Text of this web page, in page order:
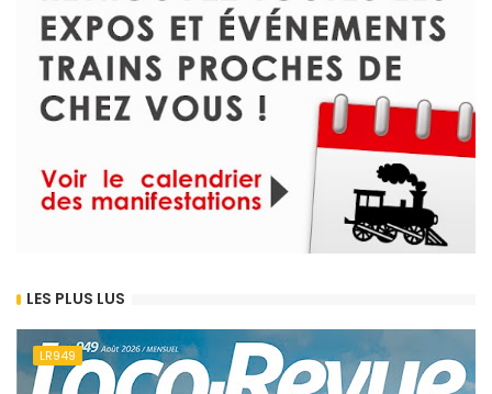
LES PLUS LUS
LR949